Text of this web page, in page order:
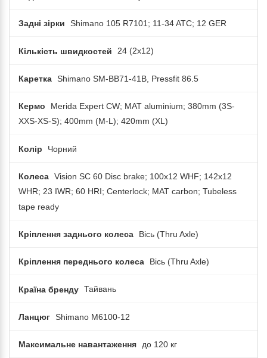
Задні зірки Shimano 105 R7101; 11-34 ATC; 12 GER
Кількість швидкостей 24 (2x12)
Каретка Shimano SM-BB71-41B, Pressfit 86.5
Кермо
Merida Expert CW; MAT aluminium; 380mm (3S-
XXS-XS-S); 400mm (M-L); 420mm (XL)
Колір Чорний
Колеса Vision SC 60 Disc brake; 100x12 WHF; 142x12
WHR; 23 IWR; 60 HRI; Centerlock; MAT carbon; Tubeless
tape ready
Кріплення заднього колеса Вісь (Thru Axle)
Кріплення переднього колеса Вісь (Thru Axle)
Країна бренду Тайвань
Ланцюг Shimano M6100-12
Максимальне навантаження до 120 кг